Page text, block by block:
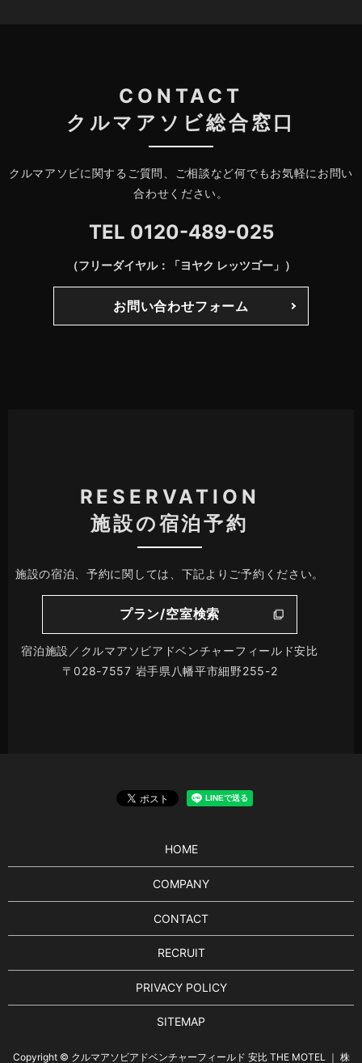
CONTACT
クルマアソビ総合窓口
クルマアソビに関するご質問、ご相談など何でもお気軽にお問い
合わせください。
TEL 0120-489-025
（フリーダイヤル：「ヨヤク レッツゴー」）
お問い合わせフォーム
RESERVATION
施設の宿泊予約
施設の宿泊、予約に関しては、下記よりご予約ください。
プラン/空室検索
宿泊施設／クルマアソビアドベンチャーフィールド安比
〒028-7557 岩手県八幡平市細野255-2
HOME
COMPANY
CONTACT
RECRUIT
PRIVACY POLICY
SITEMAP
Copyright © クルマアソビアドベンチャーフィールド 安比 THE MOTEL ｜ 株